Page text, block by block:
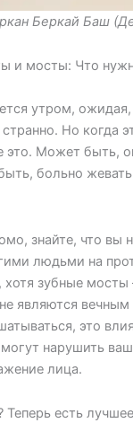
Беркай Баш
и мосты: Что
утром,
странно. Но когда
это. Может быть,
больно
знайте, что вы
людьми на
хотя зубные
являются
это
нарушить
лица.
Теперь есть